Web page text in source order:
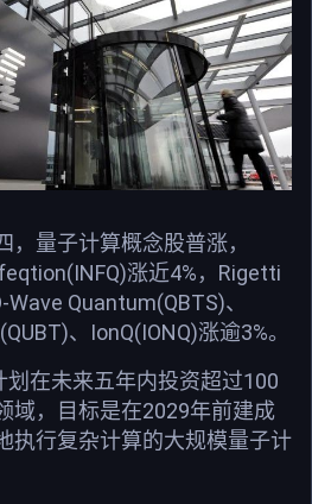
量子计算概念股普涨，
涨近4%，Rigetti
Quantum(QBTS)、
、IonQ(IONQ)涨逾3%。
在未来五年内投资超过100
域，目标是在2029年前建成
执行复杂计算的大规模量子计